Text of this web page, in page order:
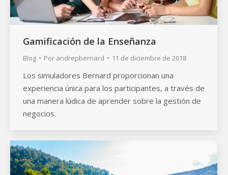
Gamificación de la Enseñanza
Blog Por andrepbernard 11 de diciembre de 2018
Los simuladores Bernard proporcionan una
experiencia única para los participantes, a través de
una manera lúdica de aprender sobre la gestión de
negocios.